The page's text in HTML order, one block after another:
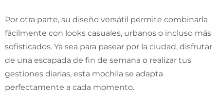
Por otra parte, su diseño versátil permite combinarla
fácilmente con looks casuales, urbanos o incluso más
sofisticados. Ya sea para pasear por la ciudad, disfrutar
de una escapada de fin de semana o realizar tus
gestiones diarias, esta mochila se adapta
perfectamente a cada momento.